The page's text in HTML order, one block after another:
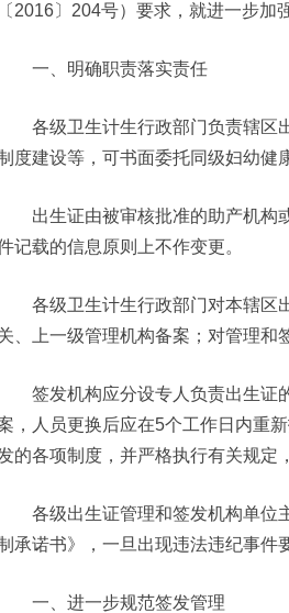
〔2016〕204号）要求，就进一步加
一、明确职责落实责任
各级卫生计生行政部门负责辖区
度建设等，可书面委托同级妇幼健
出生证由被审核批准的助产机构
记载的信息原则上不作变更。
各级卫生计生行政部门对本辖区
、上一级管理机构备案；对管理和
签发机构应分设专人负责出生证
，人员更换后应在5个工作日内重
的各项制度，并严格执行有关规定
各级出生证管理和签发机构单位
承诺书》，一旦出现违法违纪事件
一、进一步规范签发管理